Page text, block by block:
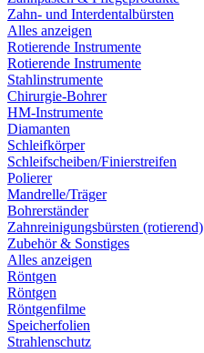
Zahn- und Interdentalbürsten
Alles anzeigen
Rotierende Instrumente
Rotierende Instrumente
Stahlinstrumente
Chirurgie-Bohrer
HM-Instrumente
Diamanten
Schleifkörper
Schleifscheiben/Finierstreifen
Polierer
Mandrelle/Träger
Bohrerständer
Zahnreinigungsbürsten (rotierend)
Zubehör & Sonstiges
Alles anzeigen
Röntgen
Röntgen
Röntgenfilme
Speicherfolien
Strahlenschutz